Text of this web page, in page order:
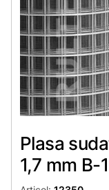
Plasa
1,7 mm B-